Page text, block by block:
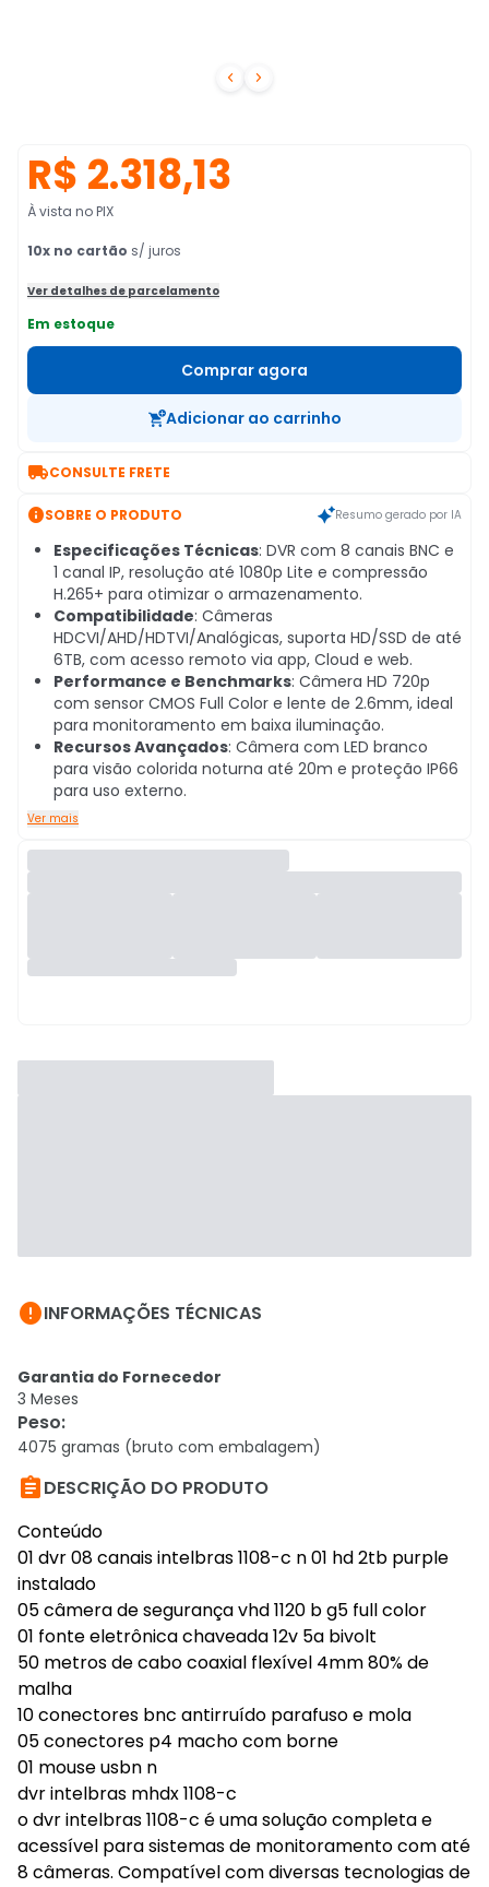
 
R$ 2.318,13
À vista no PIX
10x no cartão s/ juros
Ver detalhes de parcelamento
Em estoque
Comprar agora
Adicionar ao carrinho
CONSULTE FRETE
SOBRE O PRODUTO Resumo gerado por IA
Especificações Técnicas: DVR com 8 canais BNC e
1 canal IP, resolução até 1080p Lite e compressão
H.265+ para otimizar o armazenamento.
Compatibilidade: Câmeras
HDCVI/AHD/HDTVI/Analógicas, suporta HD/SSD de até
6TB, com acesso remoto via app, Cloud e web.
Performance e Benchmarks: Câmera HD 720p
com sensor CMOS Full Color e lente de 2.6mm, ideal
para monitoramento em baixa iluminação.
Recursos Avançados: Câmera com LED branco
para visão colorida noturna até 20m e proteção IP66
para uso externo.
Ver mais
INFORMAÇÕES TÉCNICAS
Garantia do Fornecedor
3 Meses
Peso:
4075 gramas (bruto com embalagem)
DESCRIÇÃO DO PRODUTO
Conteúdo
01 dvr 08 canais intelbras 1108-c n 01 hd 2tb purple
instalado
05 câmera de segurança vhd 1120 b g5 full color
01 fonte eletrônica chaveada 12v 5a bivolt
50 metros de cabo coaxial flexível 4mm 80% de
malha
10 conectores bnc antirruído parafuso e mola
05 conectores p4 macho com borne
01 mouse usbn n
dvr intelbras mhdx 1108-c
o dvr intelbras 1108-c é uma solução completa e
acessível para sistemas de monitoramento com até
8 câmeras. Compatível com diversas tecnologias de